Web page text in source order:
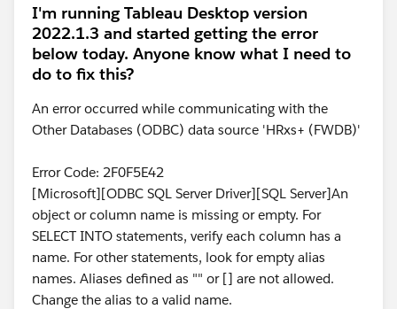
I'm running Tableau Desktop version
2022.1.3 and started getting the error
below today. Anyone know what I need to
do to fix this?
An error occurred while communicating with the
Other Databases (ODBC) data source 'HRxs+ (FWDB)'
Error Code: 2F0F5E42
[Microsoft][ODBC SQL Server Driver][SQL Server]An
object or column name is missing or empty. For
SELECT INTO statements, verify each column has a
name. For other statements, look for empty alias
names. Aliases defined as "" or [] are not allowed.
Change the alias to a valid name.